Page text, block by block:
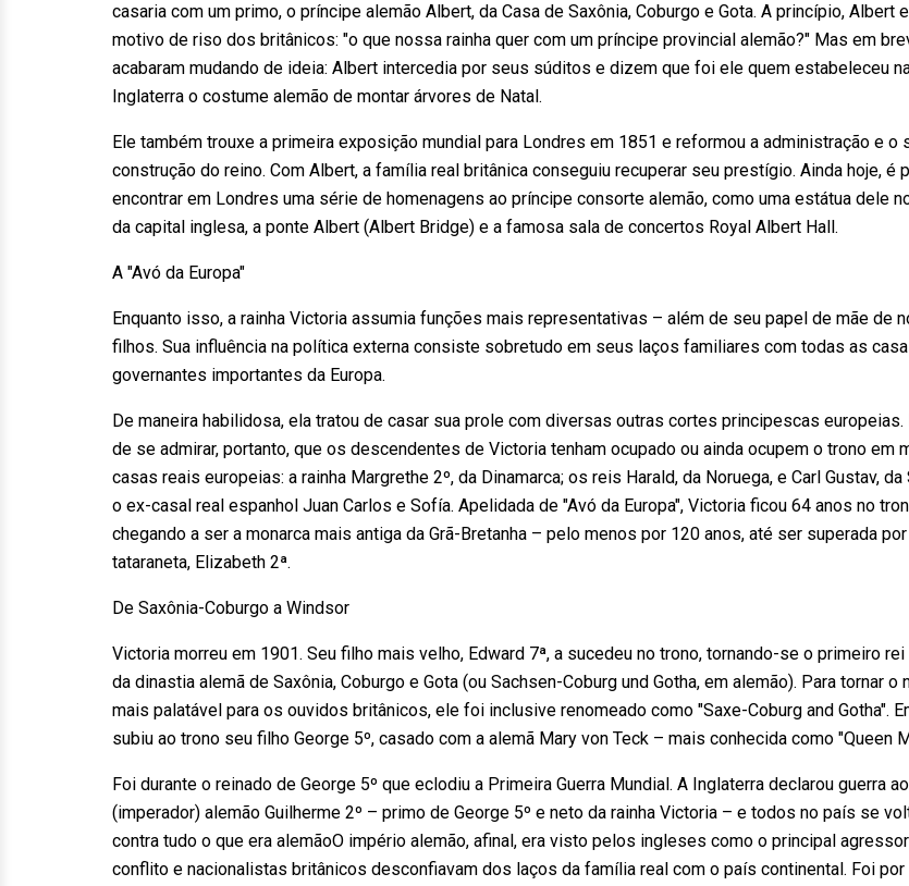
casaria com um primo, o príncipe alemão Albert, da Casa de Saxônia, Coburgo e Gota. A princípio, Albert
motivo de riso dos britânicos: "o que nossa rainha quer com um príncipe provincial alemão?" Mas em
acabaram mudando de ideia: Albert intercedia por seus súditos e dizem que foi ele quem estabeleceu
Inglaterra o costume alemão de montar árvores de Natal.
Ele também trouxe a primeira exposição mundial para Londres em 1851 e reformou a administração e o
construção do reino. Com Albert, a família real britânica conseguiu recuperar seu prestígio. Ainda hoje, é
encontrar em Londres uma série de homenagens ao príncipe consorte alemão, como uma estátua dele
da capital inglesa, a ponte Albert (Albert Bridge) e a famosa sala de concertos Royal Albert Hall.
A "Avó da Europa"
Enquanto isso, a rainha Victoria assumia funções mais representativas – além de seu papel de mãe de
filhos. Sua influência na política externa consiste sobretudo em seus laços familiares com todas as
governantes importantes da Europa.
De maneira habilidosa, ela tratou de casar sua prole com diversas outras cortes principescas europeias.
de se admirar, portanto, que os descendentes de Victoria tenham ocupado ou ainda ocupem o trono em
casas reais europeias: a rainha Margrethe 2º, da Dinamarca; os reis Harald, da Noruega, e Carl Gustav, da
o ex-casal real espanhol Juan Carlos e Sofía. Apelidada de "Avó da Europa", Victoria ficou 64 anos no
chegando a ser a monarca mais antiga da Grã-Bretanha – pelo menos por 120 anos, até ser superada
tataraneta, Elizabeth 2ª.
De Saxônia-Coburgo a Windsor
Victoria morreu em 1901. Seu filho mais velho, Edward 7ª, a sucedeu no trono, tornando-se o primeiro
da dinastia alemã de Saxônia, Coburgo e Gota (ou Sachsen-Coburg und Gotha, em alemão). Para tornar o
mais palatável para os ouvidos britânicos, ele foi inclusive renomeado como "Saxe-Coburg and Gotha".
subiu ao trono seu filho George 5º, casado com a alemã Mary von Teck – mais conhecida como "Queen
Foi durante o reinado de George 5º que eclodiu a Primeira Guerra Mundial. A Inglaterra declarou guerra
(imperador) alemão Guilherme 2º – primo de George 5º e neto da rainha Victoria – e todos no país se
contra tudo o que era alemãoO império alemão, afinal, era visto pelos ingleses como o principal
conflito e nacionalistas britânicos desconfiavam dos laços da família real com o país continental. Foi